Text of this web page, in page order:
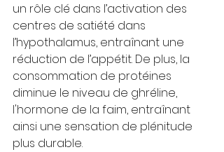
un rôle clé dans l’activation des
centres de satiété dans
l’hypothalamus, entraînant une
réduction de l’appétit. De plus, la
consommation de protéines
diminue le niveau de ghréline,
l'hormone de la faim, entraînant
ainsi une sensation de plénitude
plus durable.